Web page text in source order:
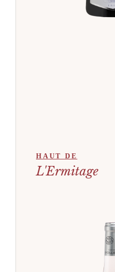
HAUT DE
L'Ermitage